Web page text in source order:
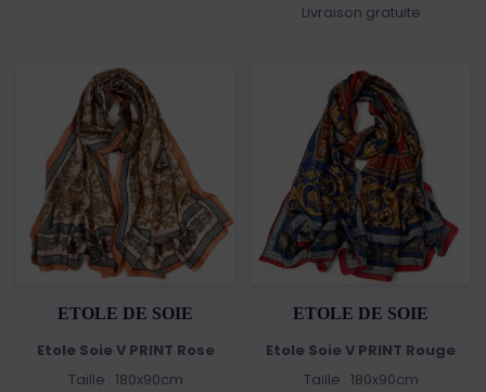
Livraison gratuite
ETOLE DE SOIE
Etole Soie V PRINT Rose
Taille : 180x90cm
ETOLE DE SOIE
Etole Soie V PRINT Rouge
Taille : 180x90cm